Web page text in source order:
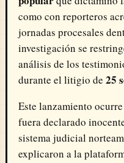
como con reporteros
jornadas procesales
investigación se
análisis de los
durante el litigio de 25
Este lanzamiento ocurre
fuera declarado
sistema judicial
explicaron a la